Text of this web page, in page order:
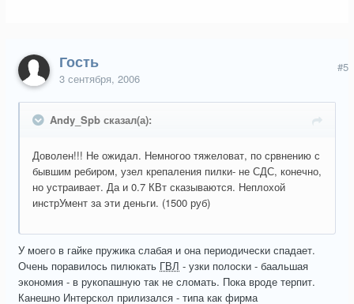
Гость
3 сентября, 2006
#5
Andy_Spb сказал(а):
Доволен!!! Не ожидал. Немногоо тяжеловат, по срвнению с
бывшим ребиром, узел крепаления пилки- не СДС, конечно,
но устраивает. Да и 0.7 КВт сказываются. Неплохой
инстрУмент за эти деньги. (1500 руб)
У моего в гайке пружика слабая и она периодически спадает.
Очень поравилось пилюкать ГВЛ - узки полоски - баальшая
экономия - в рукопашную так не сломать. Пока вроде терпит.
Канешно Интерскол прилизался - типа как фирма